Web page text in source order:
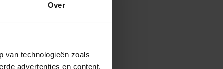
Over
van technologieën zoals
advertenties en content,